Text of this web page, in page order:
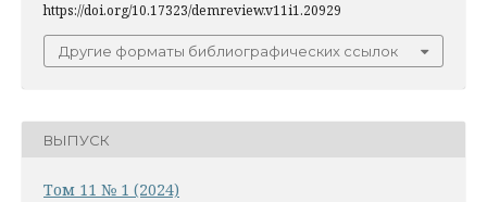
https://doi.org/10.17323/demreview.v11i1.20929
Другие форматы библиографических ссылок
ВЫПУСК
Том 11 № 1 (2024)